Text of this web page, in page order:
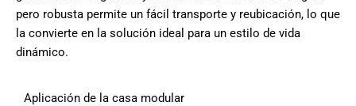
pero robusta permite un fácil transporte y reubicación, lo que
la convierte en la solución ideal para un estilo de vida
dinámico.
Aplicación de la casa modular